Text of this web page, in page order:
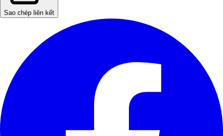
Sao chép liên kết